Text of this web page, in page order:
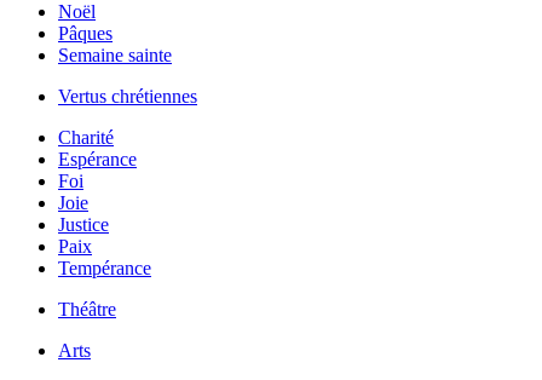
Noël
Pâques
Semaine sainte
Vertus chrétiennes
Charité
Espérance
Foi
Joie
Justice
Paix
Tempérance
Théâtre
Arts